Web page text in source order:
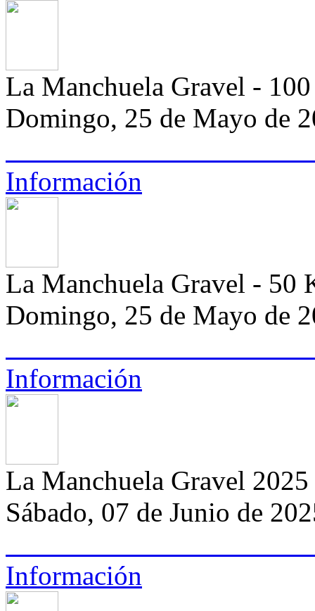
La Manchuela Gravel -
Domingo, 25 de Mayo de
Información
La Manchuela Gravel - 50
Domingo, 25 de Mayo de
Información
La Manchuela Gravel 2025
Sábado, 07 de Junio de
Información